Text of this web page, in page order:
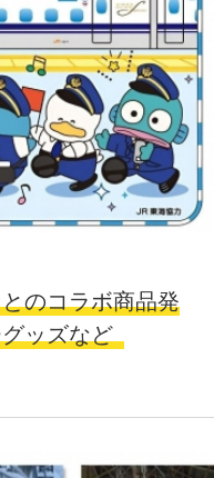
のコラボ商品発
ッズなど